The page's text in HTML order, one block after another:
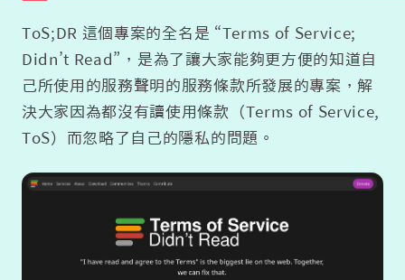
ToS;DR 這個專案的全名是 “Terms of Service;
Didn’t Read”，是為了讓大家能夠更方便的知道自
己所使用的服務聲明的服務條款所發展的專案，解
決大家因為都沒有讀使用條款（Terms of Service,
ToS）而忽略了自己的隱私的問題。